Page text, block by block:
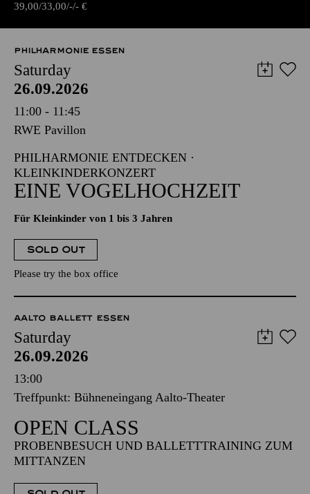
39,00 33,00 - - €
PHILHARMONIE ESSEN
Saturday
26.09.2026
11:00 - 11:45
RWE Pavillon
PHILHARMONIE ENTDECKEN ·
KLEINKINDERKONZERT
EINE VOGELHOCHZEIT
Für Kleinkinder von 1 bis 3 Jahren
SOLD OUT
Please try the box office
AALTO BALLETT ESSEN
Saturday
26.09.2026
13:00
Treffpunkt: Bühneneingang Aalto-Theater
OPEN CLASS
PROBENBESUCH UND BALLETTTRAINING ZUM
MITTANZEN